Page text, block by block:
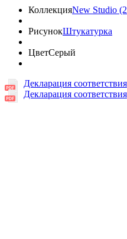
КоллекцияNew Studio
РисунокШтукатурка
ЦветСерый
Декларация соответствия
Декларация соответствия